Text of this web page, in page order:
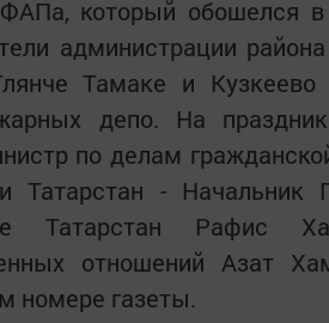
который обошелся в
администрации
Тамаке и Кузкеево
депо. На
по делам
Татарстан -
Татарстан Рафис
отношений Азат
номере газеты.